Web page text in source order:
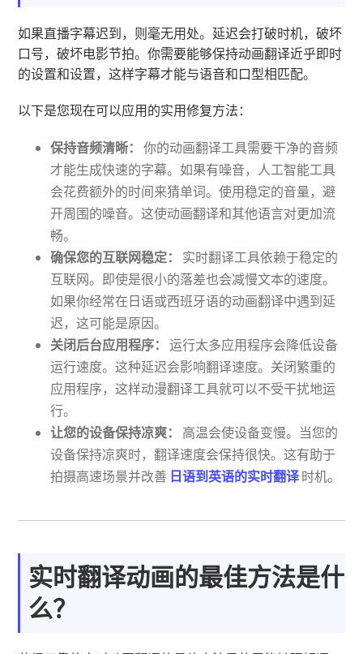
如果直播字幕迟到，则毫无用处。延迟会打破时机，破坏
口号，破坏电影节拍。你需要能够保持动画翻译近乎即时
的设置和设置，这样字幕才能与语音和口型相匹配。
以下是您现在可以应用的实用修复方法：
保持音频清晰： 你的动画翻译工具需要干净的音频
才能生成快速的字幕。如果有噪音，人工智能工具
会花费额外的时间来猜单词。使用稳定的音量，避
开周围的噪音。这使动画翻译和其他语言对更加流
畅。
确保您的互联网稳定：
实时翻译工具依赖于稳定的
互联网。即使是很小的落差也会减慢文本的速度。
如果你经常在日语或西班牙语的动画翻译中遇到延
迟，这可能是原因。
关闭后台应用程序： 运行太多应用程序会降低设备
运行速度。这种延迟会影响翻译速度。关闭繁重的
应用程序，这样动漫翻译工具就可以不受干扰地运
行。
让您的设备保持凉爽：
高温会使设备变慢。当您的
设备保持凉爽时，翻译速度会保持很快。这有助于
拍摄高速场景并改善 日语到英语的实时翻译时机。
实时翻译动画的最佳方法是什
么？